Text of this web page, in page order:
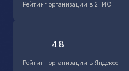
Рейтинг организации в 2ГИС
4.8
Рейтинг организации в Яндексе